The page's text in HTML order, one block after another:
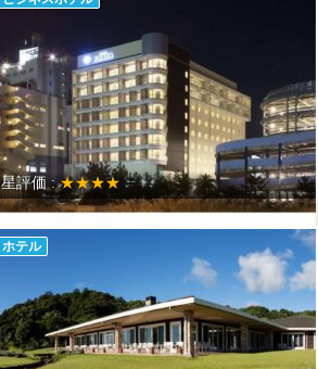
星評価 :★★★★
ホテル